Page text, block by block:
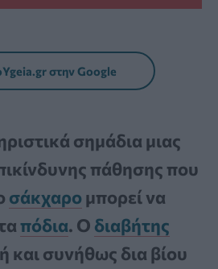
στην Google
σημάδια μιας
πάθησης που
σάκχαρο μπορεί να
πόδια. Ο διαβήτης
και συνήθως δια βίου